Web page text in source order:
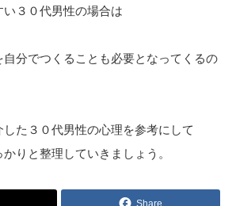
３０代男性の場合は
分でつくることも必要となってくるの
した３０代男性の心理を参考にして
りと整理していきましょう。
Share